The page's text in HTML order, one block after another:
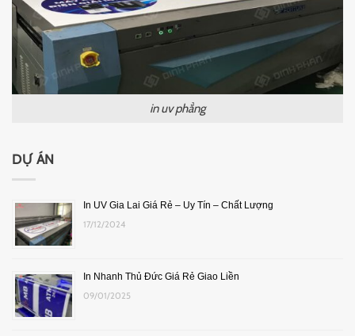
in uv phẳng
DỰ ÁN
In UV Gia Lai Giá Rẻ – Uy Tín – Chất Lượng
17/12/2024
In Nhanh Thủ Đức Giá Rẻ Giao Liền
09/01/2025